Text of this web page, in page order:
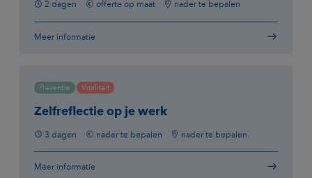
2 dagen offerte op maat nader te bepalen
Meer informatie
Preventie Vitaliteit
Zelfreflectie op je werk
3 dagen nader te bepalen nader te bepalen
Meer informatie